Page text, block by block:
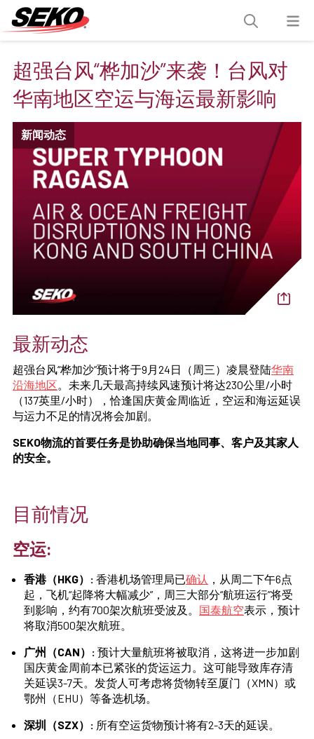
超强台风“桦加沙”来袭！台风对
华南地区空运与海运最新影响
新闻动态
最新动态
超强台风“桦加沙”预计将于9月24日（周三）凌晨登陆华南
沿海地区 。未来几天最高持续风速预计将达230公里/小时
（137英里/小时），恰逢国庆黄金周临近，空运和海运延误
与运力不足的情况将会加剧。
SEKO物流的首要任务是协助确保当地同事、客户及其家人
的安全。
目前情况
空运:
香港（HKG）: 香港机场管理局已确认
，从周二下午6点
起，飞机“起降将大幅减少”，周三大部分“航班运行”将受
到影响，约有700架次航班受波及。 国泰航空表示，预计
将取消500架次航班。
广州（CAN）: 预计大量航班将被取消，这将进一步加剧
国庆黄金周前本已紧张的货运运力。这可能导致库存清
关延误3-7天。发货人可考虑将货物转至厦门（XMN）或
鄂州（EHU）等备选机场。
深圳（SZX）: 所有空运货物预计将有2-3天的延误。